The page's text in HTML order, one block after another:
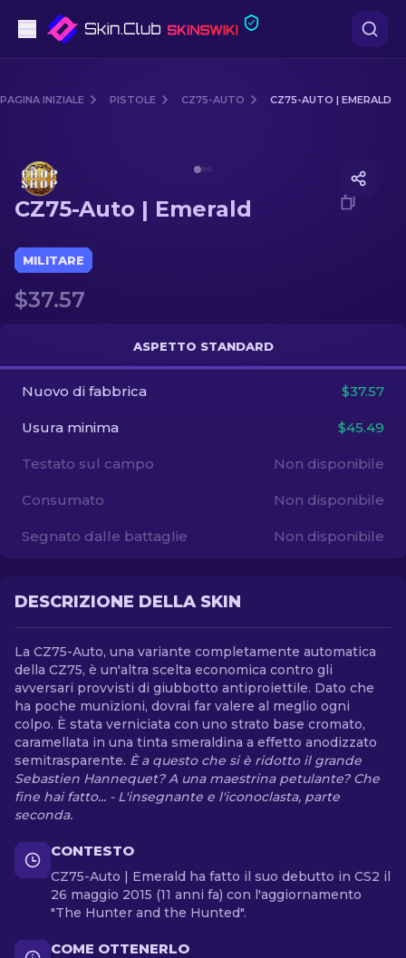
Fucile
Fucile di precisione
Coltelli
Guanto
Altro
PAGINA INIZIALE PISTOLE CZ75-AUTO CZ75-AUTO | EMERALD
CZ75-Auto | Emerald
MILITARE
$37.57
ASPETTO STANDARD
Nuovo di fabbrica $37.57
Usura minima $45.49
Testato sul campo Non disponibile
Consumato Non disponibile
Segnato dalle battaglie Non disponibile
DESCRIZIONE DELLA SKIN
La CZ75-Auto, una variante completamente automatica
della CZ75, è un'altra scelta economica contro gli
avversari provvisti di giubbotto antiproiettile. Dato che
ha poche munizioni, dovrai far valere al meglio ogni
colpo. È stata verniciata con uno strato base cromato,
caramellata in una tinta smeraldina a effetto anodizzato
semitrasparente. È a questo che si è ridotto il grande
Sebastien Hannequet? A una maestrina petulante? Che
fine hai fatto... - L'insegnante e l'iconoclasta, parte
seconda.
CONTESTO
CZ75-Auto | Emerald ha fatto il suo debutto in CS2 il
26 maggio 2015 (11 anni fa) con l'aggiornamento
"The Hunter and the Hunted".
COME OTTENERLO